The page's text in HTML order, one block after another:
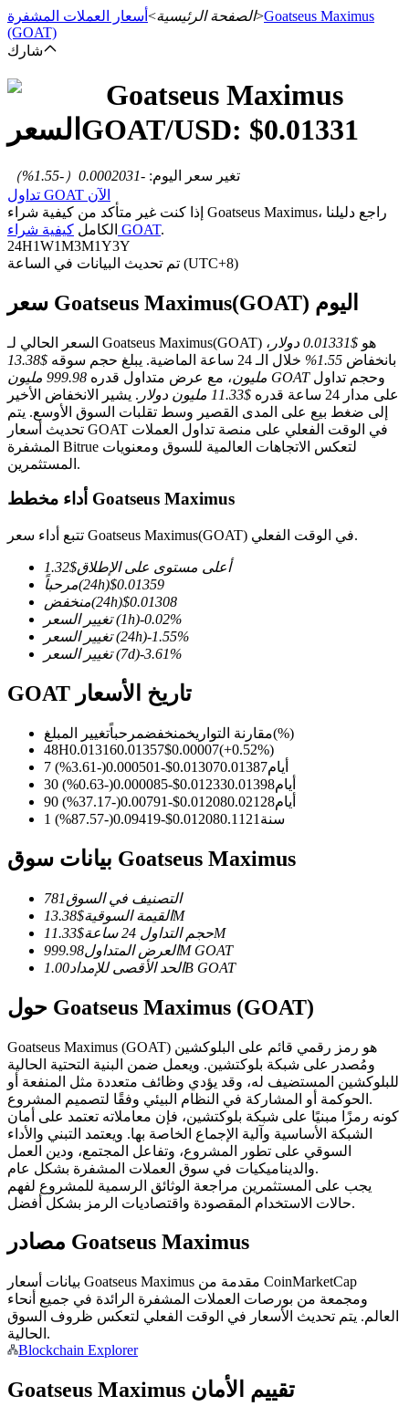
العقود الآجلة
العقود الآجلة باستخدام USDT كضمان
العقود الآجلة لـ COIN-M
العقود الآجلة للعملات المشفرة
TradFi
مشتقات الأسهم والعملات الأجنبية والمعادن الثمينة والسلع
العقود الآجلة USDC
العقود الآجلة باستخدام USDC كضمان
انضم إلى أفضل المتداولين
استمتع بتقاسم الأرباح وعمولات نسخ التداول
الصفحة الرئيسية> أسعار العملات المشفرة >Goatseus Maximus
(GOAT)
شارك
Goatseus Maximus
السعر GOAT/USD: $0.01331
تغير سعر اليوم:
-0.0002031
（
-1.55
%）
تداول GOAT الآن
إذا كنت غير متأكد من كيفية شراء Goatseus Maximus، راجع دليلنا
الكامل كيفية شراء GOAT.
24H1W1M3M1Y3Y
تم تحديث البيانات في الساعة (UTC+8)
سعر Goatseus Maximus(GOAT) اليوم
السعر الحالي لـ Goatseus Maximus(GOAT) هو $0.01331 دولار
،
بانخفاض 1.55% خلال الـ 24 ساعة الماضية. يبلغ حجم سوقه
$13.38
مليون، مع عرض متداول قدره 999.98 مليون GOATوحجم تداول
على مدار 24 ساعة قدره
$11.33 مليون دولار
. يشير الانخفاض الأخير
إلى ضغط بيع على المدى القصير وسط تقلبات السوق الأوسع. يتم
تحديث أسعار GOAT في الوقت الفعلي على منصة تداول العملات
المشفرة Bitrue لتعكس الاتجاهات العالمية للسوق ومعنويات
المستثمرين.
أداء مخطط Goatseus Maximus
تتبع أداء سعر Goatseus Maximus(GOAT) في الوقت الفعلي.
أعلى مستوى على الإطلاق$
1.32
مرحباً
(24h)$0.01359
منخفض
(24h)$0.01308
تغيير السعر
(1h)-0.02%
تغيير السعر
(24h)-1.55%
تغيير السعر
(7d)-3.61%
GOAT تاريخ الأسعار
مقارنة التواريخمنخفضمرحباًتغيير المبلغ
(%)
48H0.013160.01357$0.00007(+0.52%)
7 أيام
0.013070.01387
$
-0.000501
(
-3.61
%)
30 أيام
0.012330.01398
$
-0.000085
(
-0.63
%)
90 أيام
0.012080.02128
$
-0.00791
(
-37.17
%)
1 سنة
0.012080.1121
$
-0.09419
(
-87.57
%)
بيانات سوق Goatseus Maximus
التصنيف في السوق781
القيمة السوقية$
13.38M
حجم التداول 24 ساعة
$
11.33M
العرض المتداول999.98M GOAT
الحد الأقصى للإمداد1.00B GOAT
حول Goatseus Maximus (GOAT)
Goatseus Maximus (GOAT) هو رمز رقمي قائم على البلوكشين
ومُصدر على شبكة بلوكتشين. ويعمل ضمن البنية التحتية الحالية
للبلوكشين المستضيف له، وقد يؤدي وظائف متعددة مثل المنفعة أو
الحوكمة أو المشاركة في النظام البيئي وفقًا لتصميم المشروع.
كونه رمزًا مبنيًا على شبكة بلوكتشين، فإن معاملاته تعتمد على أمان
الشبكة الأساسية وآلية الإجماع الخاصة بها. ويعتمد التبني والأداء
السوقي على تطور المشروع، وتفاعل المجتمع، ودين العمل
والديناميكيات في سوق العملات المشفرة بشكل عام.
يجب على المستثمرين مراجعة الوثائق الرسمية للمشروع لفهم
حالات الاستخدام المقصودة واقتصاديات الرمز بشكل أفضل.
مصادر Goatseus Maximus
بيانات أسعار Goatseus Maximus مقدمة من CoinMarketCap
ومجمعة من بورصات العملات المشفرة الرائدة في جميع أنحاء
العالم. يتم تحديث الأسعار في الوقت الفعلي لتعكس ظروف السوق
الحالية.
Blockchain Explorer
Goatseus Maximus تقييم الأمان